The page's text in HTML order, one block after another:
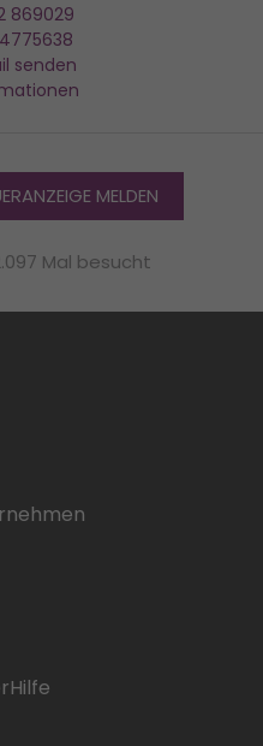
869029
senden
MELDEN
Mal besucht